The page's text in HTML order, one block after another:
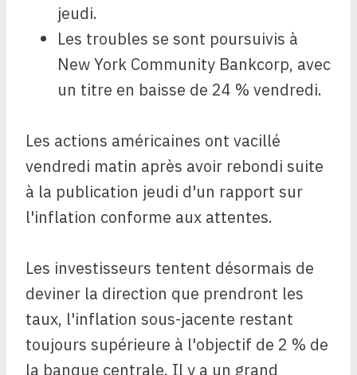
jeudi.
Les troubles se sont poursuivis à
New York Community Bankcorp, avec
un titre en baisse de 24 % vendredi.
Les actions américaines ont vacillé
vendredi matin après avoir rebondi suite
à la publication jeudi d'un rapport sur
l'inflation conforme aux attentes.
Les investisseurs tentent désormais de
deviner la direction que prendront les
taux, l'inflation sous-jacente restant
toujours supérieure à l'objectif de 2 % de
la banque centrale. Il y a un grand